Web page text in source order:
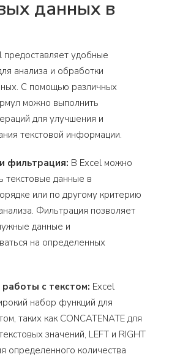
данных в
предоставляет удобные
анализа и обработки
С помощью различных
можно выполнить
для улучшения и
текстовой информации.
фильтрация: В Excel можно
текстовые данные в
или по другому критерию
Фильтрация позволяет
данные и
на определенных
с текстом: Excel
набор функций для
таких как CONCATENATE для
значений, LEFT и RIGHT
определенного количества